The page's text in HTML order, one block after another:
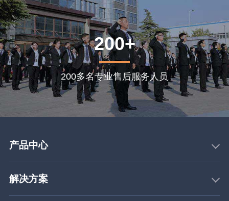
200+
200多名专业售后服务人员
产品中心
解决方案